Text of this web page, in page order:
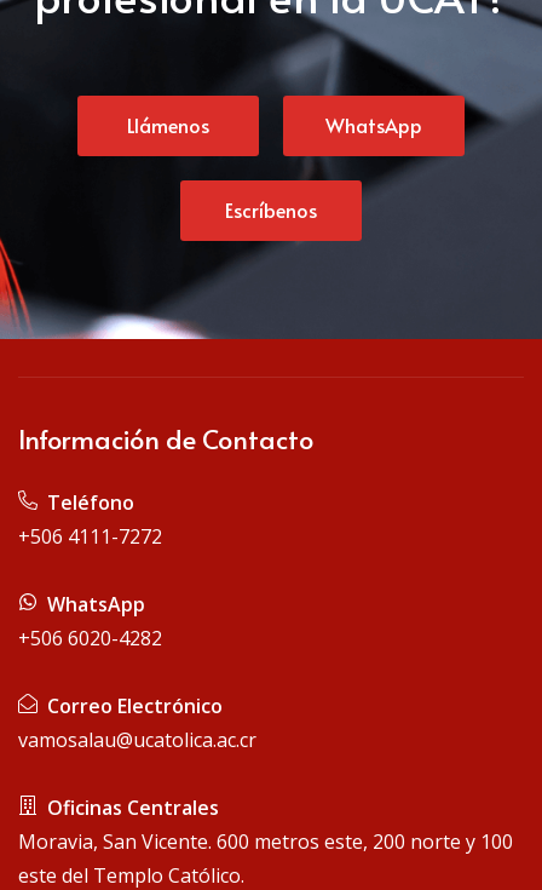
Llámenos WhatsApp
Escríbenos
Información de Contacto
Teléfono
+506 4111-7272
WhatsApp
+506 6020-4282
Correo Electrónico
vamosalau@ucatolica.ac.cr
Oficinas Centrales
Moravia, San Vicente. 600 metros este, 200 norte y 100
este del Templo Católico.